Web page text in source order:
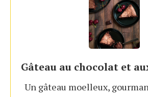
Gâteau au chocolat et
Un gâteau moelleux,